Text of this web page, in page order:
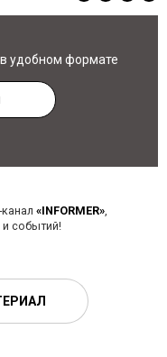
удобном формате
«INFORMER»,
и событий!